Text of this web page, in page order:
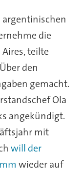
die
teilte
den
gemacht.
Ola
angekündigt.
mit
will der
wieder auf